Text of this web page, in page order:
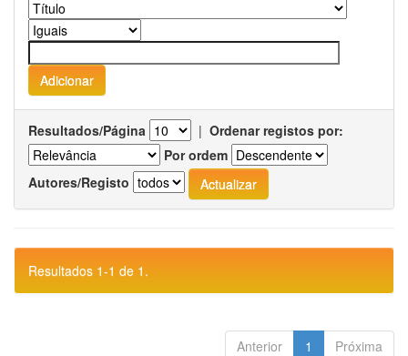
Resultados/Página | Ordenar registos por:
Por ordem
Autores/Registo
Resultados 1-1 de 1.
Anterior 1 Próxima